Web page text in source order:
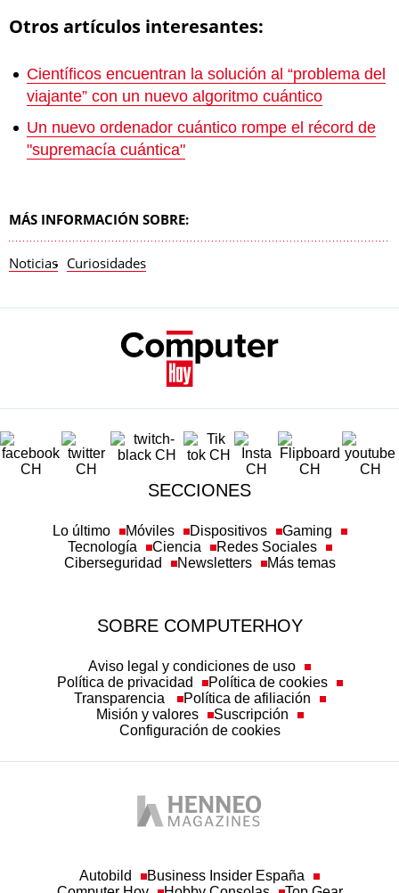
Otros artículos interesantes:
Científicos encuentran la solución al “problema del
viajante” con un nuevo algoritmo cuántico
Un nuevo ordenador cuántico rompe el récord de
"supremacía cuántica"
MÁS INFORMACIÓN SOBRE:
Noticias Curiosidades
SECCIONES
Lo último Móviles Dispositivos
Gaming
Tecnología
Ciencia
Redes Sociales
Ciberseguridad
Newsletters Más temas
SOBRE COMPUTERHOY
Aviso legal y condiciones de uso
Política de privacidad
Política de cookies
Transparencia
Política de afiliación
Misión y valores
Suscripción
Configuración de cookies
Autobild
Business Insider España